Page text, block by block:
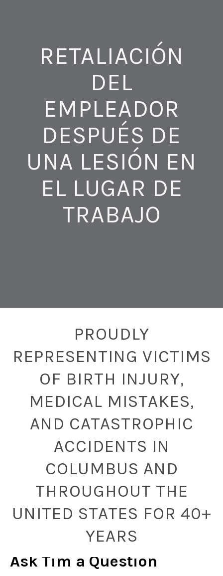
RETALIACIÓN
DEL
EMPLEADOR
DESPUÉS DE
UNA LESIÓN EN
EL LUGAR DE
TRABAJO
PROUDLY
REPRESENTING VICTIMS
OF BIRTH INJURY,
MEDICAL MISTAKES,
AND CATASTROPHIC
ACCIDENTS IN
COLUMBUS AND
THROUGHOUT THE
UNITED STATES FOR 40+
YEARS
Ask Tim a Question